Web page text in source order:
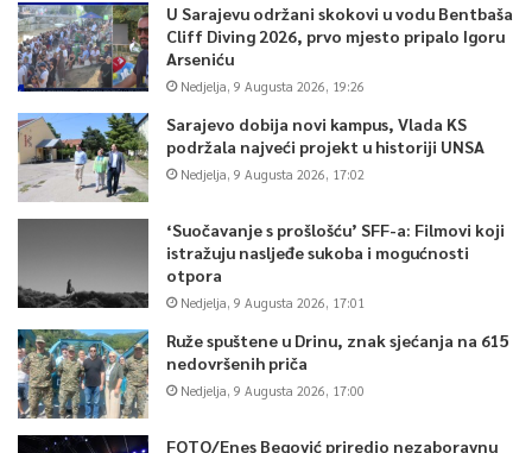
U Sarajevu održani skokovi u vodu Bentbaša
Cliff Diving 2026, prvo mjesto pripalo Igoru
Arseniću
Nedjelja, 9 Augusta 2026, 19:26
Sarajevo dobija novi kampus, Vlada KS
podržala najveći projekt u historiji UNSA
Nedjelja, 9 Augusta 2026, 17:02
‘Suočavanje s prošlošću’ SFF-a: Filmovi koji
istražuju nasljeđe sukoba i mogućnosti
otpora
Nedjelja, 9 Augusta 2026, 17:01
Ruže spuštene u Drinu, znak sjećanja na 615
nedovršenih priča
Nedjelja, 9 Augusta 2026, 17:00
FOTO/Enes Begović priredio nezaboravnu